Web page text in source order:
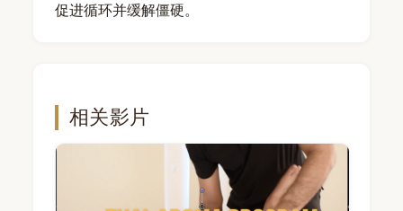
促进循环并缓解僵硬。
相关影片